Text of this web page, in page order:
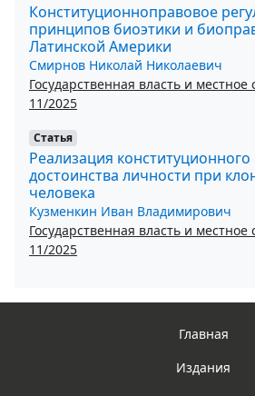
Конституционноправовое
принципов биоэтики и
Латинской Америки
Смирнов Николай Николаевич
Государственная власть и
11/2025
Статья
Реализация
достоинства личности при
человека
Кузменкин Иван Владимирович
Государственная власть и
11/2025
Главная
Издания